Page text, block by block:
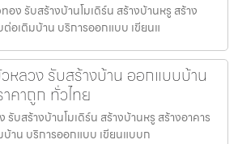
อง รับสร้างบ้านโมเดิร์น สร้างบ้านหรู สร้าง
ต่อเติมบ้าน บริการออกแบบ เขียนแ
หลวง รับสร้างบ้าน ออกแบบบ้าน
คาถูก ทั่วไทย
บสร้างบ้านโมเดิร์น สร้างบ้านหรู สร้างอาคาร
บ้าน บริการออกแบบ เขียนแบบก